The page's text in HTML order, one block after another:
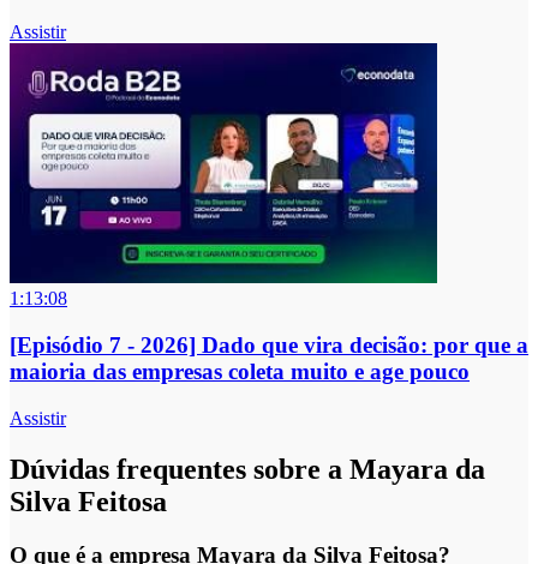
Assistir
1:13:08
[Episódio 7 - 2026] Dado que vira decisão: por que a
maioria das empresas coleta muito e age pouco
Assistir
Dúvidas frequentes sobre a Mayara da
Silva Feitosa
O que é a empresa Mayara da Silva Feitosa?